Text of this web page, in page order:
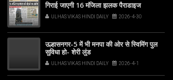
गिराई जाएगी 16 मंजिला झलक पैराडाइज
ULHAS VIKAS HINDI DAILY 2026-4-30
उल्हासनगर-5 में भी मनपा की ओर से स्विमिंग पुल
सुविधा हो- शेरी लुंड
ULHAS VIKAS HINDI DAILY 2026-4-1